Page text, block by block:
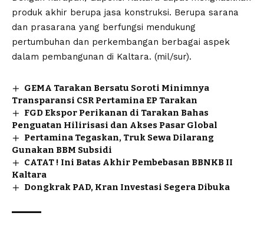
produk akhir berupa jasa konstruksi. Berupa sarana
dan prasarana yang berfungsi mendukung
pertumbuhan dan perkembangan berbagai aspek
dalam pembangunan di Kaltara. (mil/sur).
GEMA Tarakan Bersatu Soroti Minimnya
Transparansi CSR Pertamina EP Tarakan
FGD Ekspor Perikanan di Tarakan Bahas
Penguatan Hilirisasi dan Akses Pasar Global
Pertamina Tegaskan, Truk Sewa Dilarang
Gunakan BBM Subsidi
CATAT ! Ini Batas Akhir Pembebasan BBNKB II
Kaltara
Dongkrak PAD, Kran Investasi Segera Dibuka